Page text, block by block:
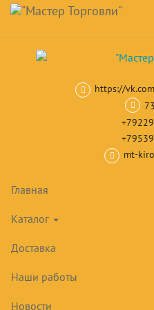
Skip
main
content
Навигация
https://
mt-
Главная
Каталог
Доставка
Наши работы
Новости
Корзина товар(ов)
Шкафы и столы